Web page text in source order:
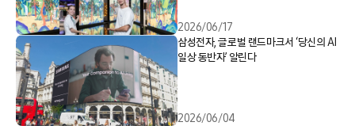
2026/06/17
삼성전자, 글로벌 랜드마크서 ‘당신의 AI
일상 동반자’ 알린다
2026/06/04